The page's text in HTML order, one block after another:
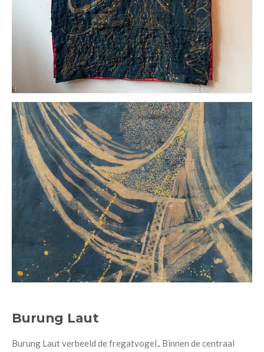
Burung Laut
Burung Laut verbeeld de fregatvogel,. Binnen de centraal